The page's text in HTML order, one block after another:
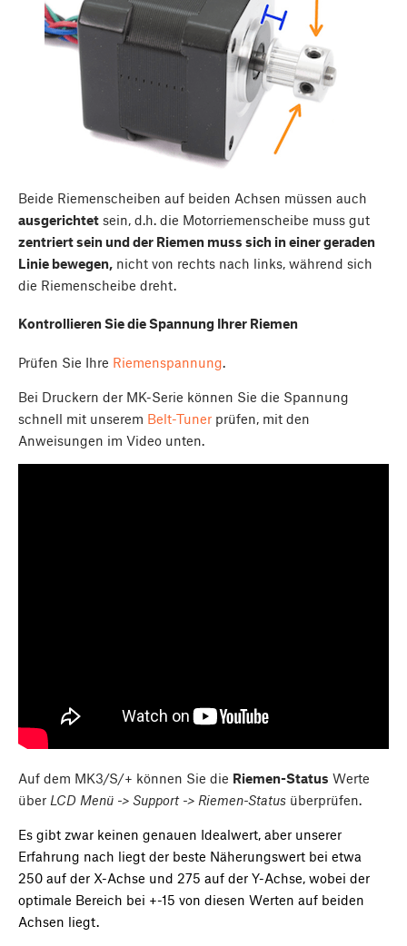
Beide Riemenscheiben auf beiden Achsen müssen auch
ausgerichtet sein, d.h. die Motorriemenscheibe muss gut
zentriert sein und der Riemen muss sich in einer geraden
Linie bewegen, nicht von rechts nach links, während sich
die Riemenscheibe dreht.
Kontrollieren Sie die Spannung Ihrer Riemen
Prüfen Sie Ihre Riemenspannung.
Bei Druckern der MK-Serie können Sie die Spannung
schnell mit unserem Belt-Tuner prüfen, mit den
Anweisungen im Video unten.
Auf dem MK3/S/+ können Sie die Riemen-Status Werte
über LCD Menü -> Support -> Riemen-Status überprüfen.
Es gibt zwar keinen genauen Idealwert, aber unserer
Erfahrung nach liegt der beste Näherungswert bei etwa
250 auf der X-Achse und 275 auf der Y-Achse, wobei der
optimale Bereich bei +-15 von diesen Werten auf beiden
Achsen liegt.